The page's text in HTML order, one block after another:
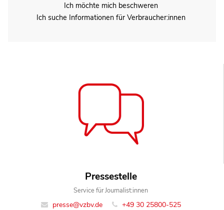
Ich möchte mich beschweren
Ich suche Informationen für Verbraucher:innen
Pressestelle
Service für Journalist:innen
presse@vzbv.de +49 30 25800-525